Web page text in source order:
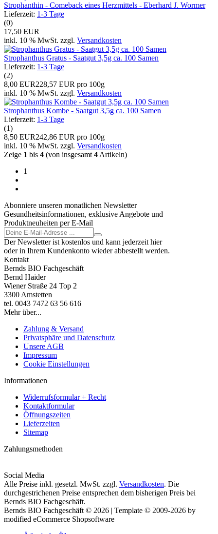
Strophanthin - Comeback eines Herzmittels - Eberhard J. Wormer
Lieferzeit: 1-3 Tage
(0)
17,50 EUR
inkl. 10 % MwSt. zzgl. Versandkosten
Strophanthus Gratus - Saatgut 3,5g ca. 100 Samen
Lieferzeit: 1-3 Tage
(2)
8,00 EUR228,57 EUR pro 100g
inkl. 10 % MwSt. zzgl. Versandkosten
Strophanthus Kombe - Saatgut 3,5g ca. 100 Samen
Lieferzeit: 1-3 Tage
(1)
8,50 EUR242,86 EUR pro 100g
inkl. 10 % MwSt. zzgl. Versandkosten
Zeige 1 bis 4 (von insgesamt 4 Artikeln)
1
Abonniere unseren monatlichen Newsletter
Gesundheitsinformationen, exklusive Angebote und
Produktneuheiten per E-Mail
Der Newsletter ist kostenlos und kann jederzeit hier
oder in Ihrem Kundenkonto wieder abbestellt werden.
Kontakt
Bernds BIO Fachgeschäft
Bernd Haider
Wiener Straße 24 Top 2
3300 Amstetten
tel. 0043 7472 63 56 616
Mehr über...
Zahlung & Versand
Privatsphäre und Datenschutz
Unsere AGB
Impressum
Cookie Einstellungen
Informationen
Widerrufsformular + Recht
Kontaktformular
Öffnungszeiten
Lieferzeiten
Sitemap
Zahlungsmethoden
Social Media
Alle Preise inkl. gesetzl. MwSt. zzgl. Versandkosten. Die
durchgestrichenen Preise entsprechen dem bisherigen Preis bei
Bernds BIO Fachgeschäft.
Bernds BIO Fachgeschäft © 2026 | Template © 2009-2026 by
modified eCommerce Shopsoftware